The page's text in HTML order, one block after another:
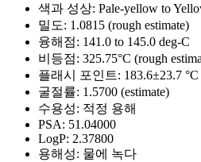
색과 성상: Pale-yellow to
밀도: 1.0815 (rough estimate)
융해점: 141.0 to 145.0 deg-C
비등점: 325.75°C (rough
플래시 포인트: 183.6±23.7 °C
굴절률: 1.5700 (estimate)
수용성: 적정 용해
PSA: 51.04000
LogP: 2.37800
용해성: 물에 녹다